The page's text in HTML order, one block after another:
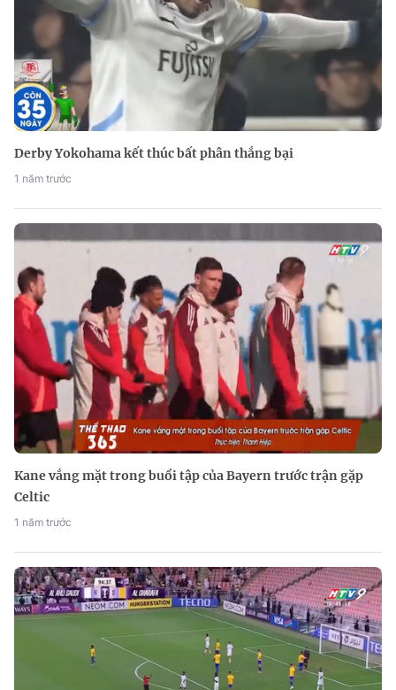
Derby Yokohama kết thúc bất phân thắng bại
1 năm trước
Kane vắng mặt trong buổi tập của Bayern trước trận gặp
Celtic
1 năm trước